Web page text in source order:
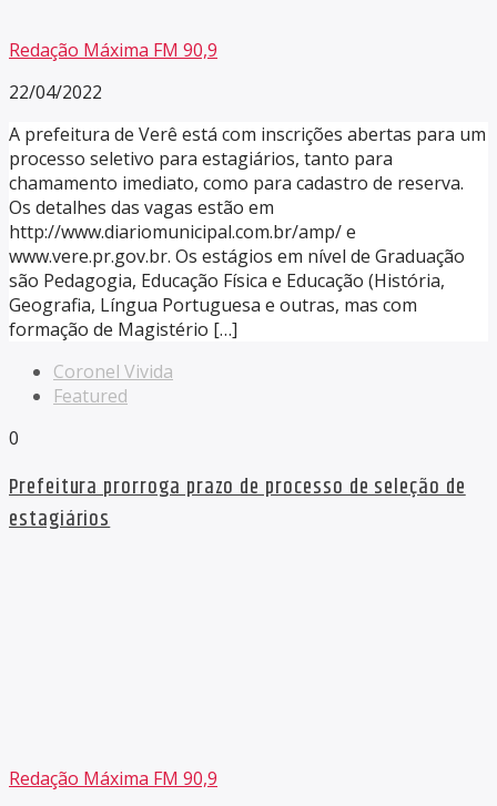
Redação Máxima FM 90,9
22/04/2022
A prefeitura de Verê está com inscrições abertas para um
processo seletivo para estagiários, tanto para
chamamento imediato, como para cadastro de reserva.
Os detalhes das vagas estão em
http://www.diariomunicipal.com.br/amp/ e
www.vere.pr.gov.br. Os estágios em nível de Graduação
são Pedagogia, Educação Física e Educação (História,
Geografia, Língua Portuguesa e outras, mas com
formação de Magistério […]
Coronel Vivida
Featured
0
Prefeitura prorroga prazo de processo de seleção de
estagiários
Redação Máxima FM 90,9